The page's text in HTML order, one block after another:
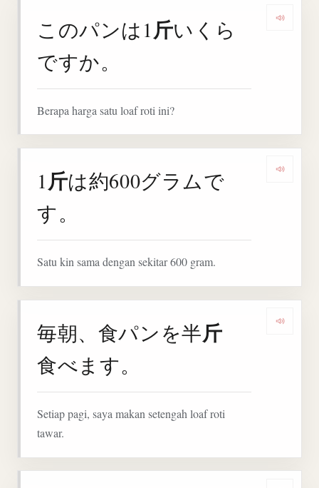
このパンは1斤いくら
ですか。
Berapa harga satu loaf roti ini?
1斤は約600グラムで
す。
Satu kin sama dengan sekitar 600 gram.
毎朝、食パンを半斤
食べます。
Setiap pagi, saya makan setengah loaf roti
tawar.